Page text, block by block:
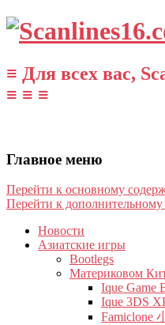
≡ Для всех вас,
≡ ≡ ≡
Главное меню
Перейти к основному
Перейти к
Новости
Азиатские игры
Bootlegs
Материковом
Ique Game
Ique 3DS
Famiclone